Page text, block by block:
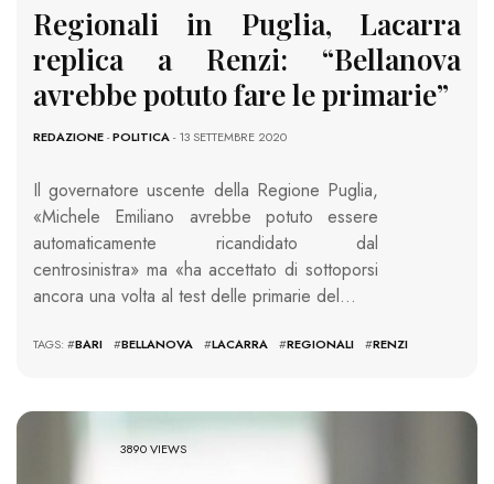
Regionali in Puglia, Lacarra
replica a Renzi: “Bellanova
avrebbe potuto fare le primarie”
REDAZIONE-POLITICA- 13 SETTEMBRE 2020
Il governatore uscente della Regione Puglia,
«Michele Emiliano avrebbe potuto essere
automaticamente ricandidato dal
centrosinistra» ma «ha accettato di sottoporsi
ancora una volta al test delle primarie del…
TAGS: #BARI #BELLANOVA #LACARRA #REGIONALI #RENZI
3890 VIEWS